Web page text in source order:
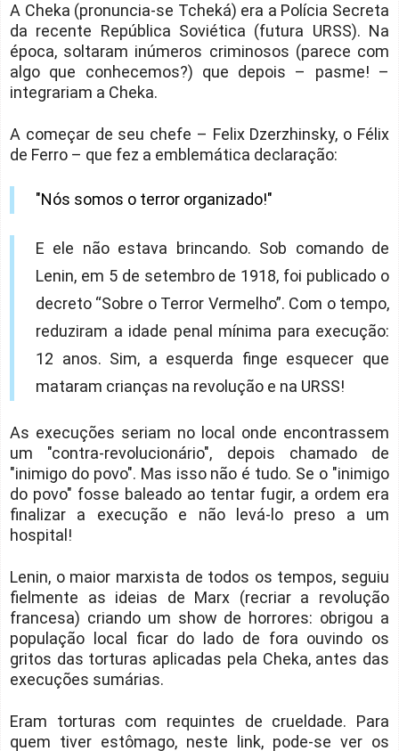
A Cheka (pronuncia-se Tcheká) era a Polícia Secreta
da recente República Soviética (futura URSS). Na
época, soltaram inúmeros criminosos (parece com
algo que conhecemos?) que depois – pasme! –
integrariam a Cheka.
A começar de seu chefe – Felix Dzerzhinsky, o Félix
de Ferro – que fez a emblemática declaração:
"Nós somos o terror organizado!"
E ele não estava brincando. Sob comando de
Lenin, em 5 de setembro de 1918, foi publicado o
decreto “Sobre o Terror Vermelho”. Com o tempo,
reduziram a idade penal mínima para execução:
12 anos. Sim, a esquerda finge esquecer que
mataram crianças na revolução e na URSS!
As execuções seriam no local onde encontrassem
um "contra-revolucionário", depois chamado de
"inimigo do povo". Mas isso não é tudo. Se o "inimigo
do povo" fosse baleado ao tentar fugir, a ordem era
finalizar a execução e não levá-lo preso a um
hospital!
Lenin, o maior marxista de todos os tempos, seguiu
fielmente as ideias de Marx (recriar a revolução
francesa) criando um show de horrores: obrigou a
população local ficar do lado de fora ouvindo os
gritos das torturas aplicadas pela Cheka, antes das
execuções sumárias.
Eram torturas com requintes de crueldade. Para
quem tiver estômago, neste link, pode-se ver os